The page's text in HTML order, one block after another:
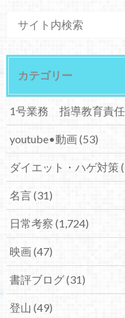
カテゴリー
1号業務 指導教育責
youtube•動画(53)
ダイエット・ハゲ対策
名言(31)
日常考察 (1,724)
映画(47)
書評ブログ(31)
登山 (49)